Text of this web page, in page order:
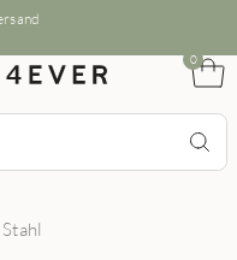
0
Stahl